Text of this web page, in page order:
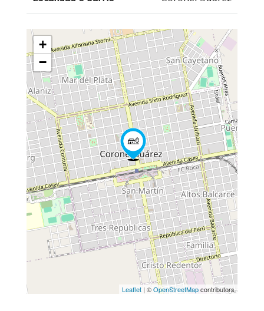
+
−
Leaflet | ©OpenStreetMapcontributors